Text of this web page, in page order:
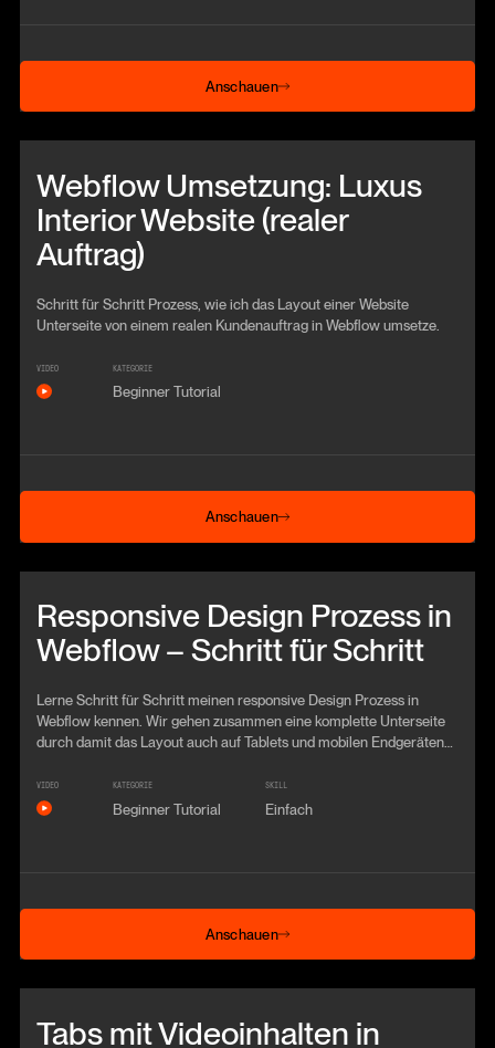
Anschauen
Anschauen
Webflow Umsetzung: Luxus
Interior Website (realer
Auftrag)
Schritt für Schritt Prozess, wie ich das Layout einer Website
Unterseite von einem realen Kundenauftrag in Webflow umsetze.
VIDEO KATEGORIE
Beginner Tutorial
Anschauen
Anschauen
Responsive Design Prozess in
Webflow – Schritt für Schritt
Lerne Schritt für Schritt meinen responsive Design Prozess in
Webflow kennen. Wir gehen zusammen eine komplette Unterseite
durch damit das Layout auch auf Tablets und mobilen Endgeräten
VIDEO KATEGORIE
Beginner Tutorial
SKILL
Einfach
Anschauen
Anschauen
Tabs mit Videoinhalten in